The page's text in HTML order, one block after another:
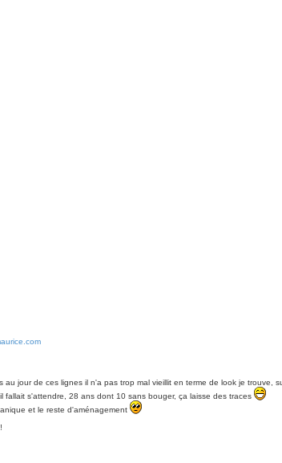
jour de ces lignes il n'a pas trop mal vieillit en terme de look je trouve,
s'attendre, 28 ans dont 10 sans bouger, ça laisse des traces
et le reste d'aménagement